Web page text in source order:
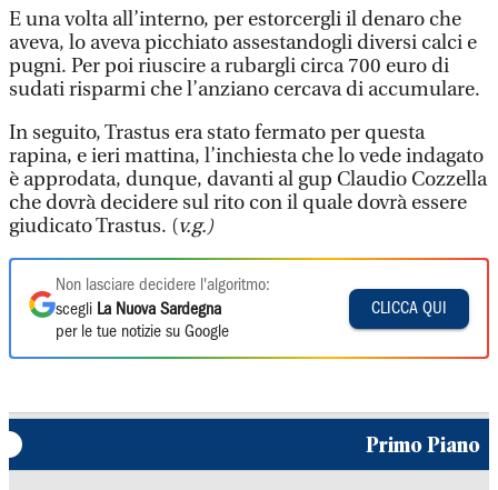
E una volta all’interno, per estorcergli il denaro che
aveva, lo aveva picchiato assestandogli diversi calci e
pugni. Per poi riuscire a rubargli circa 700 euro di
sudati risparmi che l’anziano cercava di accumulare.
In seguito, Trastus era stato fermato per questa
rapina, e ieri mattina, l’inchiesta che lo vede indagato
è approdata, dunque, davanti al gup Claudio Cozzella
che dovrà decidere sul rito con il quale dovrà essere
giudicato Trastus. (v.g.)
Non lasciare decidere l'algoritmo:
scegli La Nuova Sardegna
per le tue notizie su Google
CLICCA QUI
Primo Piano